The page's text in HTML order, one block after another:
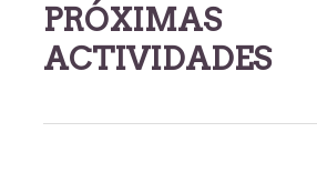
PRÓXIMAS
ACTIVIDADES